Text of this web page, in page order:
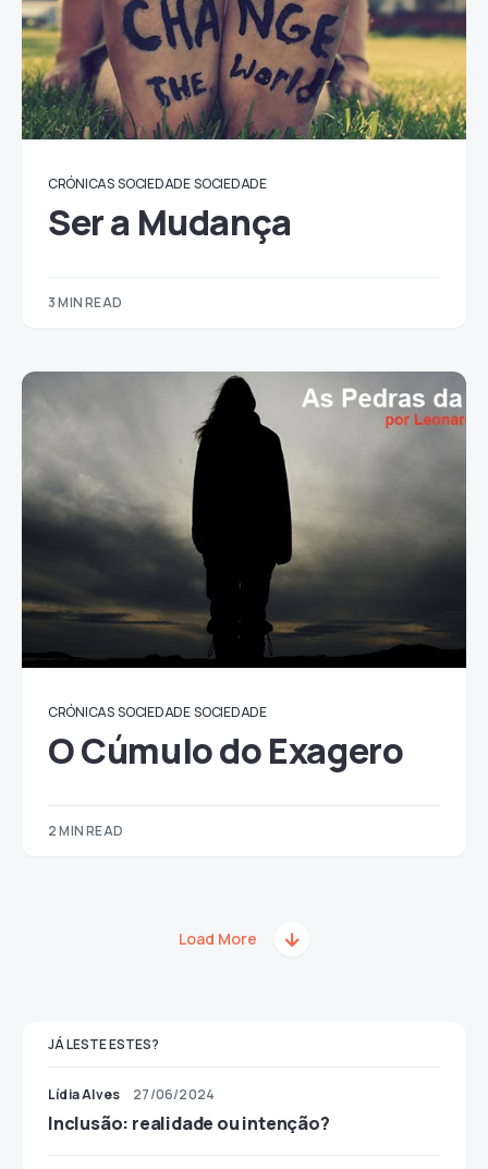
CRÓNICAS SOCIEDADE SOCIEDADE
Ser a Mudança
3 MIN READ
CRÓNICAS SOCIEDADE SOCIEDADE
O Cúmulo do Exagero
2 MIN READ
Load More
JÁ LESTE ESTES?
Lídia Alves 27/06/2024
Inclusão: realidade ou intenção?